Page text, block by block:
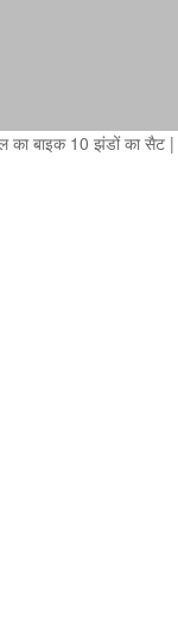
बाइक 10 झंडों का सैट |